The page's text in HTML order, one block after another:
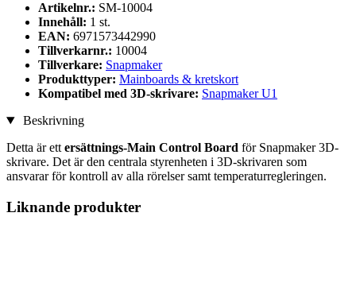
Artikelnr.: SM-10004
Innehåll: 1 st.
EAN: 6971573442990
Tillverkarnr.: 10004
Tillverkare: Snapmaker
Produkttyper: Mainboards & kretskort
Kompatibel med 3D-skrivare: Snapmaker U1
Beskrivning
Detta är ett ersättnings-Main Control Board för Snapmaker 3D-
skrivare. Det är den centrala styrenheten i 3D-skrivaren som
ansvarar för kontroll av alla rörelser samt temperaturregleringen.
Liknande produkter